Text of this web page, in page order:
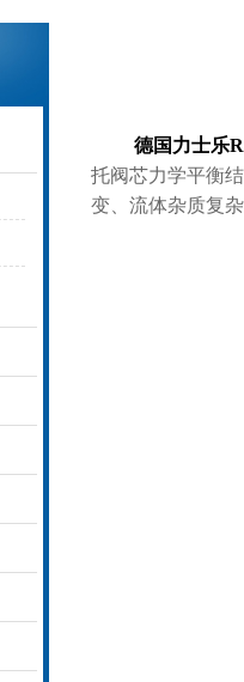
德国力士乐
托阀芯力学平衡
变、流体杂质复